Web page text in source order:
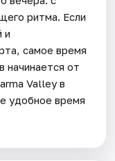
ритма. Если
и
самое время
начинается от
Valley в
удобное время